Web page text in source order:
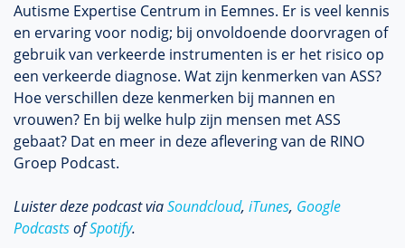
Autisme Expertise Centrum in Eemnes. Er is veel kennis
en ervaring voor nodig; bij onvoldoende doorvragen of
gebruik van verkeerde instrumenten is er het risico op
een verkeerde diagnose. Wat zijn kenmerken van ASS?
Hoe verschillen deze kenmerken bij mannen en
vrouwen? En bij welke hulp zijn mensen met ASS
gebaat? Dat en meer in deze aflevering van de RINO
Groep Podcast.
Luister deze podcast viaSoundcloud, iTunes, Google
PodcastsofSpotify.